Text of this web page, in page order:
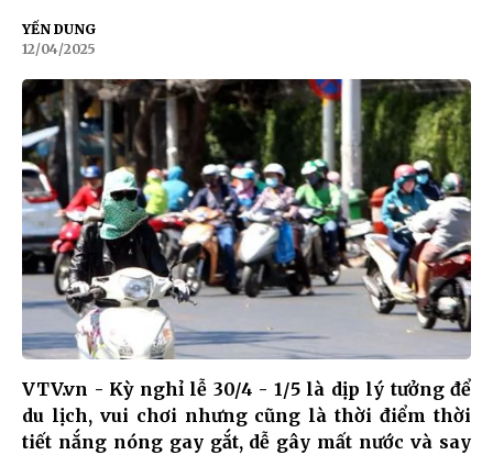
YẾN DUNG
12/04/2025
VTV.vn - Kỳ nghỉ lễ 30/4 - 1/5 là dịp lý tưởng để
du lịch, vui chơi nhưng cũng là thời điểm thời
tiết nắng nóng gay gắt, dễ gây mất nước và say